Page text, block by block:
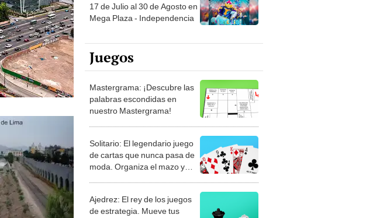
17 de Julio al 30 de Agosto en
Mega Plaza - Independencia
Juegos
Mastergrama: ¡Descubre las
palabras escondidas en
nuestro Mastergrama!
Solitario: El legendario juego
de cartas que nunca pasa de
moda. Organiza el mazo y
Ajedrez: El rey de los juegos
de estrategia. Mueve tus